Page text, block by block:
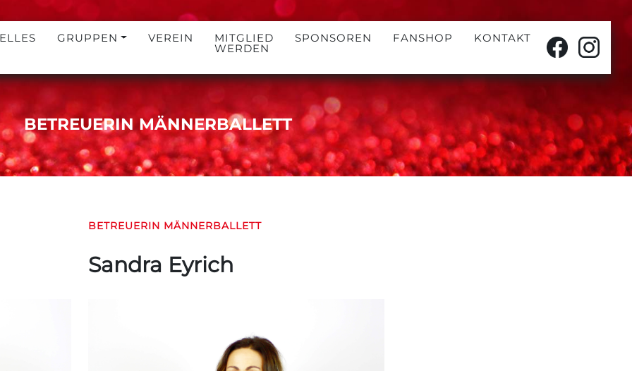
GRUPPEN VEREIN MITGLIED
WERDEN
SPONSOREN FANSHOP KONTAKT
BETREUERIN MÄNNERBALLETT
BETREUERIN MÄNNERBALLETT
Sandra Eyrich